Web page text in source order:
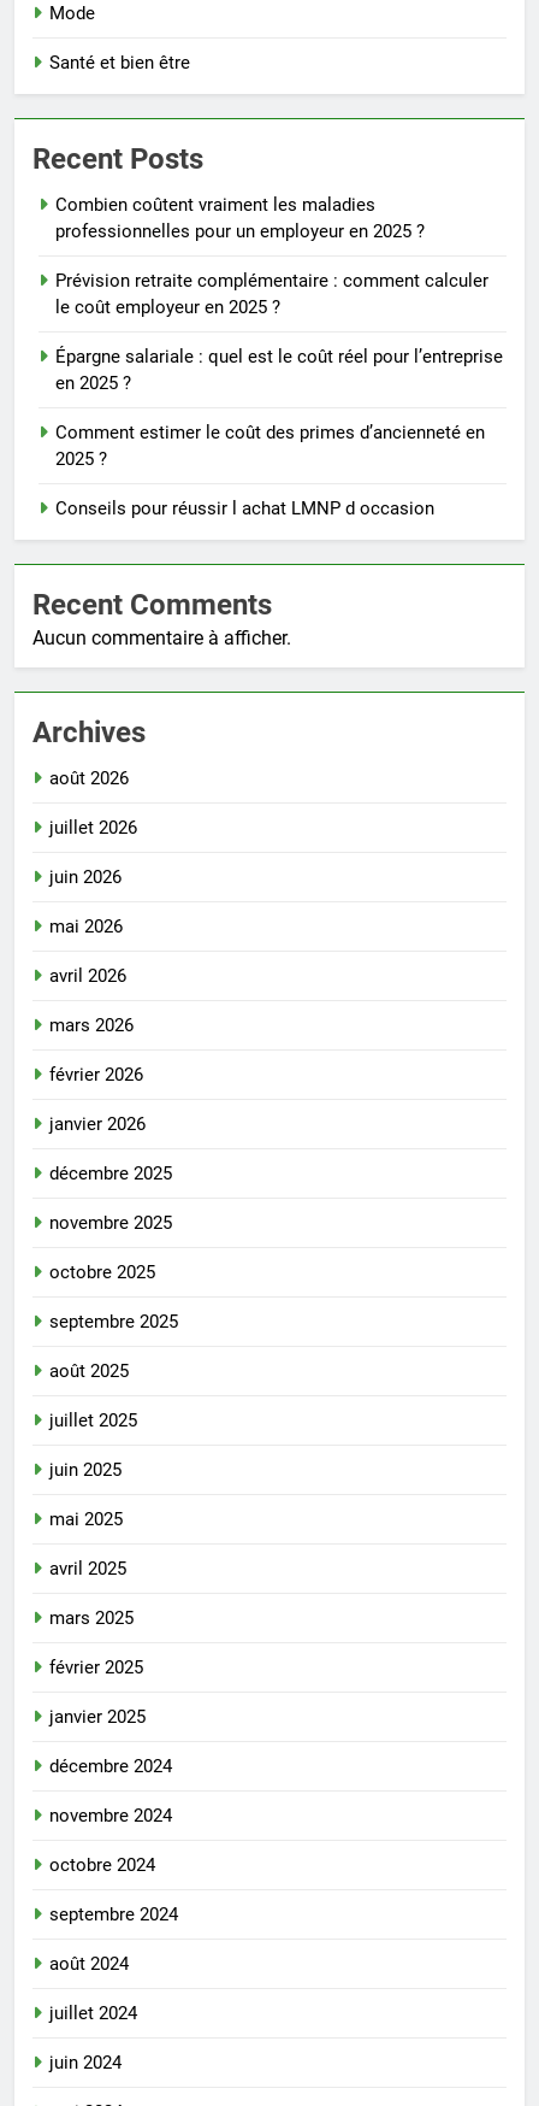
Mode
Santé et bien être
Recent Posts
Combien coûtent vraiment les maladies
professionnelles pour un employeur en 2025 ?
Prévision retraite complémentaire : comment calculer
le coût employeur en 2025 ?
Épargne salariale : quel est le coût réel pour l’entreprise
en 2025 ?
Comment estimer le coût des primes d’ancienneté en
2025 ?
Conseils pour réussir l achat LMNP d occasion
Recent Comments
Aucun commentaire à afficher.
Archives
août 2026
juillet 2026
juin 2026
mai 2026
avril 2026
mars 2026
février 2026
janvier 2026
décembre 2025
novembre 2025
octobre 2025
septembre 2025
août 2025
juillet 2025
juin 2025
mai 2025
avril 2025
mars 2025
février 2025
janvier 2025
décembre 2024
novembre 2024
octobre 2024
septembre 2024
août 2024
juillet 2024
juin 2024